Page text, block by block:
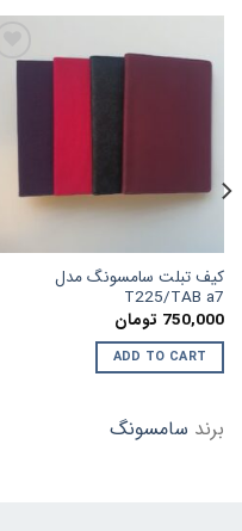
کیف تبلت سامسونگ مدل
T225/TAB a7
750,000 تومان
ADD TO CART
برند سامسونگ